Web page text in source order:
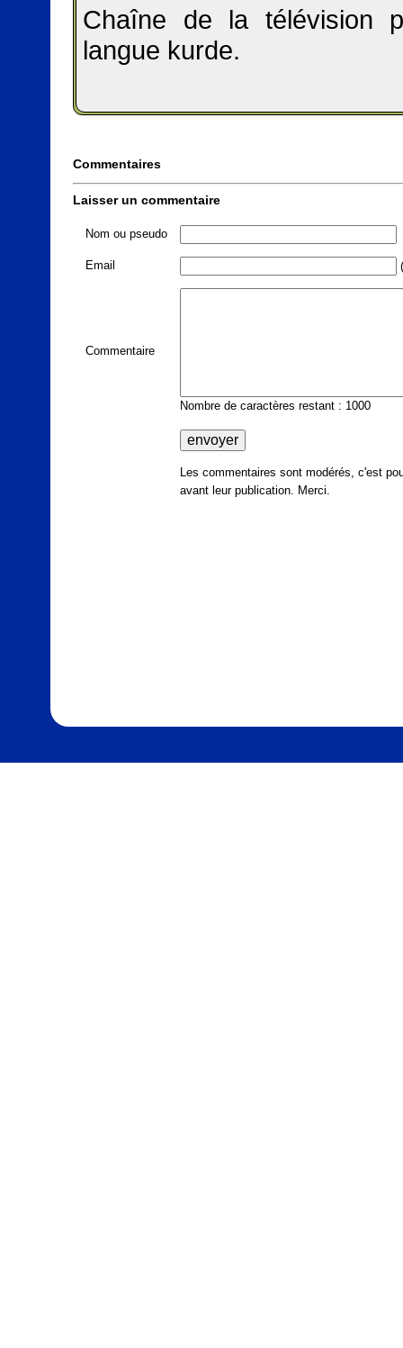
Chaîne de la télévision
langue kurde.
Commentaires
Laisser un commentaire
Nom ou pseudo
Email
Commentaire
Nombre de caractères restant : 1000
Les commentaires sont modérés, c'est
avant leur publication. Merci.